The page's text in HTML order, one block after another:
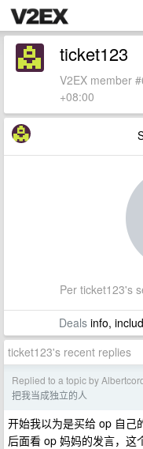
ticket123
V2EX member
+08:00
Per ticket123's
Dealsinfo,
ticket123's recent replies
Replied to a topic by
把我当成独立的人
开始我以为是买给 op 自己
后面看 op 妈妈的发言，这